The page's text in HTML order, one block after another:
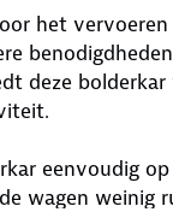
het vervoeren
deze
eenvoudig
wagen weinig